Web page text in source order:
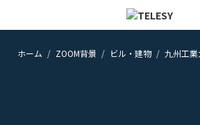
ホ
ホーム ZOOM背景 ビル・建物 九州工